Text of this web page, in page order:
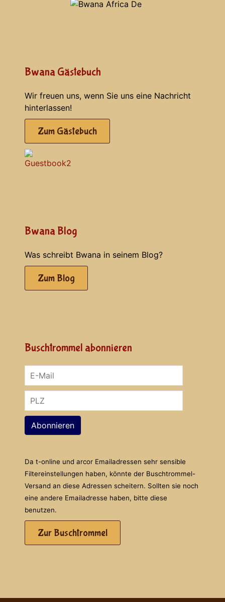
Bwana Gästebuch
Wir freuen uns, wenn Sie uns eine Nachricht
hinterlassen!
Zum Gästebuch
Bwana Blog
Was schreibt Bwana in seinem Blog?
Zum Blog
Buschtrommel abonnieren
Abonnieren
Da t-online und arcor Emailadressen sehr sensible
Filtereinstellungen haben, könnte der Buschtrommel-
Versand an diese Adressen scheitern. Sollten sie noch
eine andere Emailadresse haben, bitte diese
benutzen.
Zur Buschtrommel